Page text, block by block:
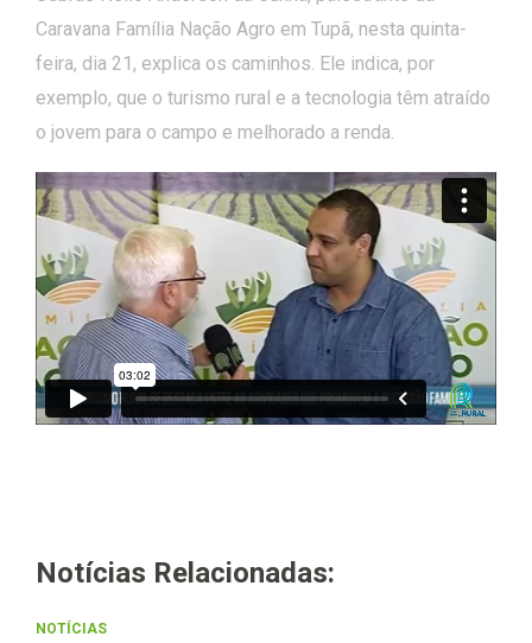
Caravana Família Nação Agro em Tupã, nesta quinta-
feira, dia 21, explica os caminhos. Ele indica, por
exemplo, que o turismo rural e a tecnologia têm atraído
o jovem para o campo e melhorado a renda.
Notícias Relacionadas:
NOTÍCIAS